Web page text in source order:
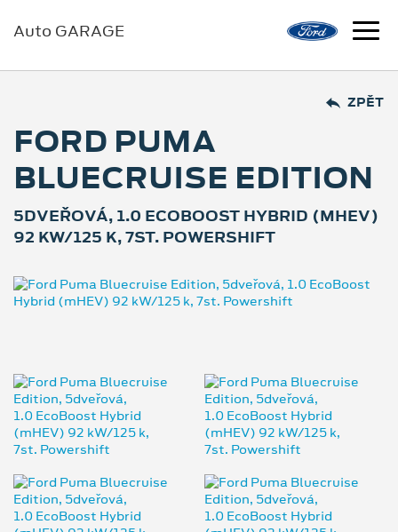
Auto GARAGE
ZPĚT
FORD PUMA
BLUECRUISE EDITION
5DVEŘOVÁ, 1.0 ECOBOOST HYBRID (MHEV)
92 KW/125 K, 7ST. POWERSHIFT